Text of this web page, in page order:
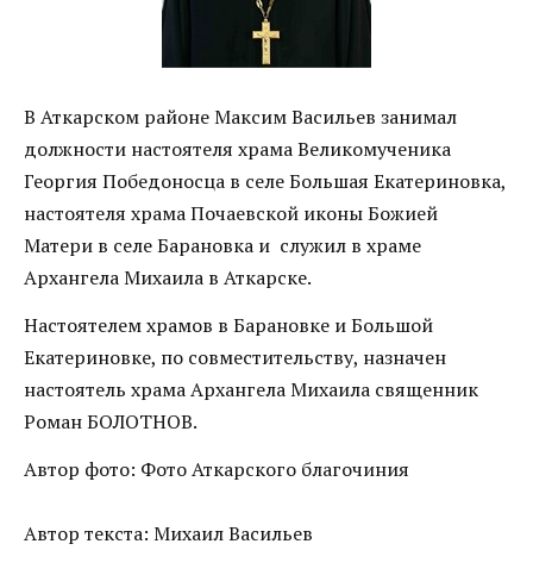
В Аткарском районе Максим Васильев занимал
должности настоятеля храма Великомученика
Георгия Победоносца в селе Большая Екатериновка,
настоятеля храма Почаевской иконы Божией
Матери в селе Барановка и служил в храме
Архангела Михаила в Аткарске.
Настоятелем храмов в Барановке и Большой
Екатериновке, по совместительству, назначен
настоятель храма Архангела Михаила священник
Роман БОЛОТНОВ.
Автор фото: Фото Аткарского благочиния
Автор текста: Михаил Васильев